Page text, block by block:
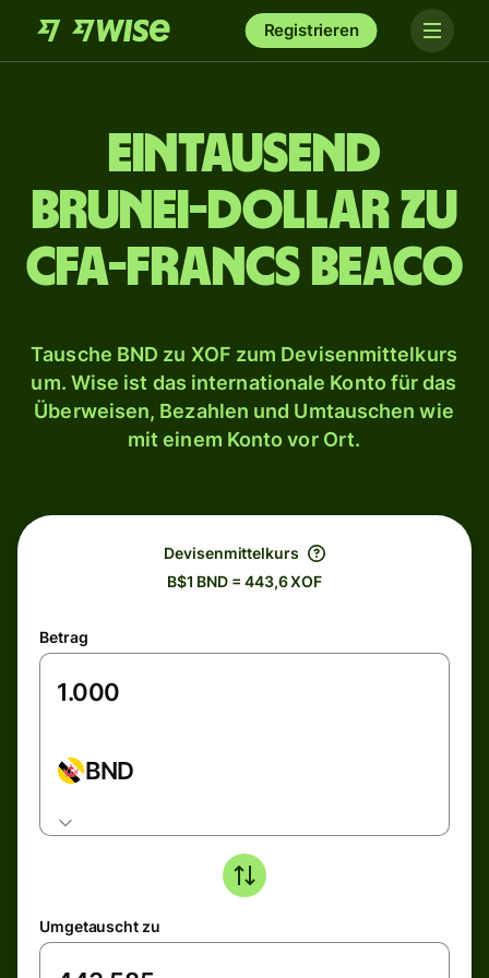
Registrieren
ein­tausend
Brunei-Dollar zu
CFA-Francs BEACO
Tausche BND zu XOF zum Devisenmittelkurs
um. Wise ist das internationale Konto für das
Überweisen, Bezahlen und Umtauschen wie
mit einem Konto vor Ort.
Devisenmittelkurs
B$1 BND = 443,6 XOF
Betrag
BND
Umgetauscht zu